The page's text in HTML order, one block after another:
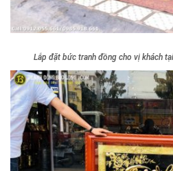
Lắp đặt bức tranh đồng cho vị khách